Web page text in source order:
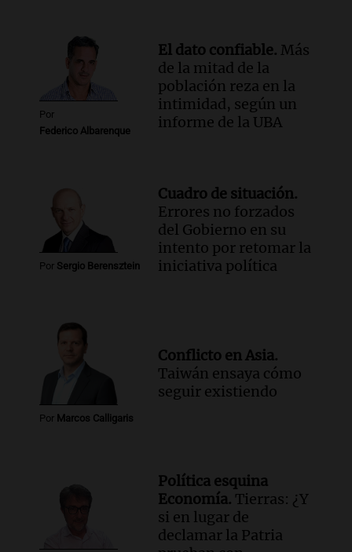
Por
Federico Albarenque
El dato confiable. Más
de la mitad de la
población reza en la
intimidad, según un
informe de la UBA
Por Sergio Berensztein
Cuadro de situación.
Errores no forzados
del Gobierno en su
intento por retomar la
iniciativa política
Por Marcos Calligaris
Conflicto en Asia.
Taiwán ensaya cómo
seguir existiendo
Política esquina
Economía. Tierras: ¿Y
si en lugar de
declamar la Patria